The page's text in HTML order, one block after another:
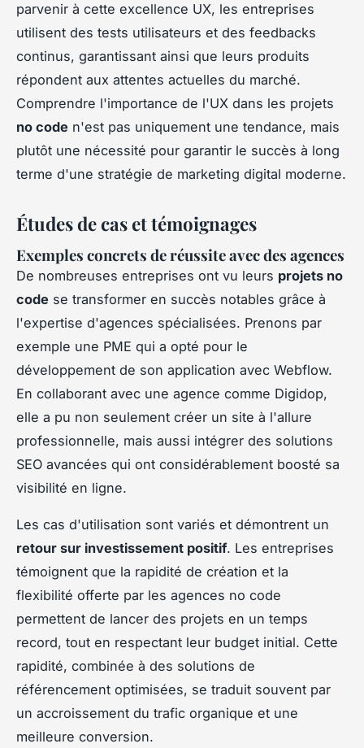
parvenir à cette excellence UX, les entreprises
utilisent des tests utilisateurs et des feedbacks
continus, garantissant ainsi que leurs produits
répondent aux attentes actuelles du marché.
Comprendre l'importance de l'UX dans les projets
no code n'est pas uniquement une tendance, mais
plutôt une nécessité pour garantir le succès à long
terme d'une stratégie de marketing digital moderne.
Études de cas et témoignages
Exemples concrets de réussite avec des agences
De nombreuses entreprises ont vu leurs projets no
code se transformer en succès notables grâce à
l'expertise d'agences spécialisées. Prenons par
exemple une PME qui a opté pour le
développement de son application avec Webflow.
En collaborant avec une agence comme Digidop,
elle a pu non seulement créer un site à l'allure
professionnelle, mais aussi intégrer des solutions
SEO avancées qui ont considérablement boosté sa
visibilité en ligne.
Les cas d'utilisation sont variés et démontrent un
retour sur investissement positif. Les entreprises
témoignent que la rapidité de création et la
flexibilité offerte par les agences no code
permettent de lancer des projets en un temps
record, tout en respectant leur budget initial. Cette
rapidité, combinée à des solutions de
référencement optimisées, se traduit souvent par
un accroissement du trafic organique et une
meilleure conversion.